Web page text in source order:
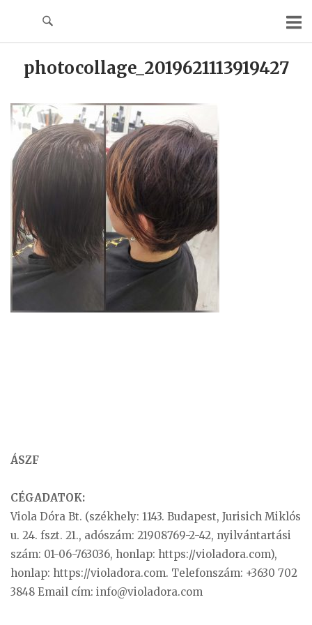
photocollage_2019621113919427
ÁSZF
CÉGADATOK:
Viola Dóra Bt. (székhely: 1143. Budapest, Jurisich Miklós
u. 24. fszt. 21., adószám: 21908769-2-42, nyilvántartási
szám: 01-06-763036, honlap: https://violadora.com),
honlap: https://violadora.com. Telefonszám: +3630 702
3848 Email cím: info@violadora.com